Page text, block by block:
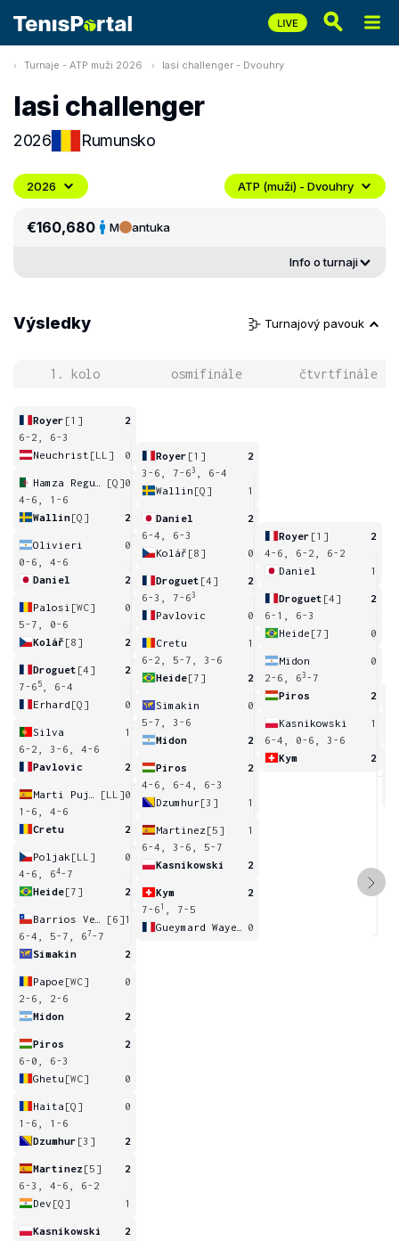
Turnaje - ATP muži 2026 Iasi challenger - Dvouhry
Iasi challenger
2026 Rumunsko
2026 ATP (muži) - Dvouhry
€160,680 M antuka
Info o turnaji
Výsledky Turnajový pavouk
1. kolo osmifinále čtvrtfinále
Royer [1]
2
6-2, 6-3
Neuchrist [LL] 0
[Q]0
4-6, 1-6
Wallin[Q] 2
Olivieri
0
0-6, 4-6
Daniel
2
Palosi [WC]
0
5-7, 0-6
Kolář [8] 2
Droguet [4]
2
7-6 5
, 6-4
Erhard [Q] 0
Silva
1
6-2, 3-6, 4-6
Pavlovic
2
[LL]0
1-6, 4-6
Cretu
2
Poljak [LL]
0
4-6, 64-7
Heide[7] 2
[6]1
6-4, 5-7, 67-7
Simakin
2
Papoe [WC]
0
2-6, 2-6
Midon
2
Piros
2
6-0, 6-3
Ghetu [WC] 0
Haita [Q]
0
1-6, 1-6
Dzumhur [3] 2
Martinez [5]
2
6-3, 4-6, 6-2
Dev [Q] 1
Kasnikowski
2
Royer [1]
2
3-6, 7-63
, 6-4
Wallin [Q] 1
Daniel
2
6-4, 6-3
Kolář [8] 0
Droguet [4]
2
6-3, 7-63
Pavlovic 0
Cretu
1
6-2, 5-7, 3-6
Heide[7] 2
Simakin
0
5-7, 3-6
Midon
2
Piros
2
4-6, 6-4, 6-3
Dzumhur[3] 1
Martinez [5]
1
6-4, 3-6, 5-7
Kasnikowski
2
Kym
2
7-6 1
, 7-5
0
Royer [1]
2
4-6, 6-2, 6-2
Daniel
1
Droguet [4]
2
6-1, 6-3
Heide [7] 0
Midon
0
2-6, 63 -7
Piros
2
Kasnikowski
1
6-4, 0-6, 3-6
Kym
2